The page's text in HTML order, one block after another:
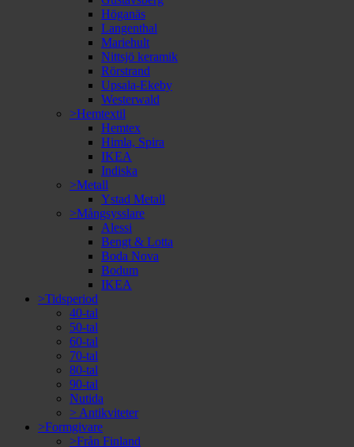
Höganäs
Langenthal
Mariehult
Nittsjö keramik
Rörstrand
Upsala-Ekeby
Westerwald
>Hemtextil
Hemtex
Himla, Spira
IKEA
Indiska
>Metall
Ystad Metall
>Mångsysslare
Alessi
Bengt & Lotta
Boda Nova
Bodum
IKEA
>Tidsperiod
40-tal
50-tal
60-tal
70-tal
80-tal
90-tal
Nutida
> Antikviteter
>Formgivare
>Från Finland